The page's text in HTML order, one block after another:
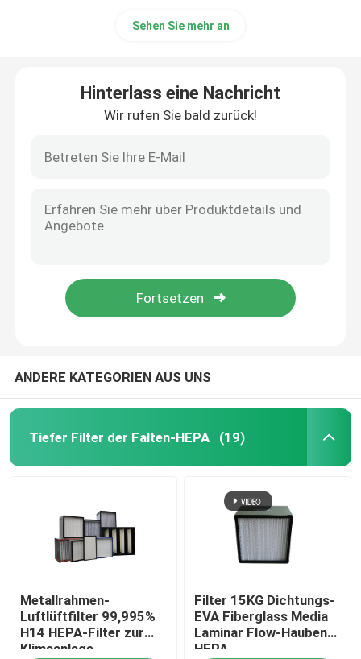
Haus
Produkte
Videos
Sehen Sie mehr an
Hinterlass eine Nachricht
Wir rufen Sie bald zurück!
ANDERE KATEGORIEN AUS UNS
Tiefer Filter der Falten-HEPA (19)
Metallrahmen-
Luftlüftfilter 99,995%
H14 HEPA-Filter zur
Klimaanlage
Filter 15KG Dichtungs-
EVA Fiberglass Media
Laminar Flow-Hauben-
HEPA